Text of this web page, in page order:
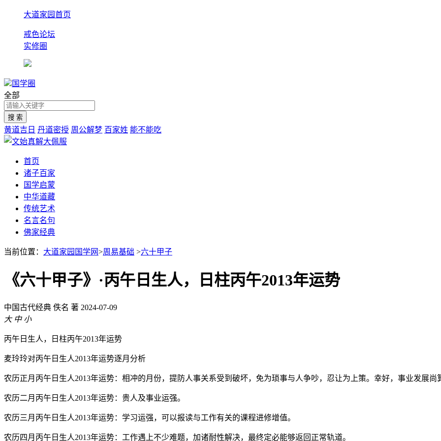
大道家园首页
戒色论坛
实修圈
国学圈
全部
黄道吉日 丹道密授 周公解梦 百家姓 能不能吃
首页
诸子百家
国学启蒙
中华道藏
传统艺术
名言名句
佛家经典
当前位置： 大道家园国学网>周易基础 >六十甲子
《六十甲子》·丙午日生人，日柱丙午2013年运势
中国古代经典 佚名 著 2024-07-09
大 中 小
丙午日生人，日柱丙午2013年运势
麦玲玲对丙午日生人2013年运势逐月分析
农历正月丙午日生人2013年运势：相冲的月份，提防人事关系受到破坏，免为琐事与人争吵，忍让为上策。幸好，事业发展尚
农历二月丙午日生人2013年运势：贵人及事业运强。
农历三月丙午日生人2013年运势：学习运强，可以报读与工作有关的课程进修增值。
农历四月丙午日生人2013年运势：工作遇上不少难题，加诸耐性解决，最终定必能够返回正常轨道。